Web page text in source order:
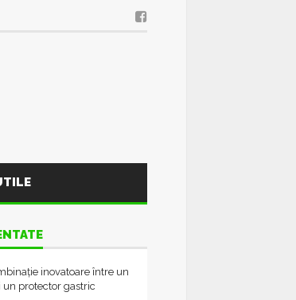
inovatoare între un
protector gastric